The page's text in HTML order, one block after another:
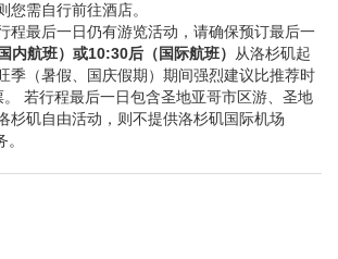
您需自行前往酒店。
程最后一日仍有游览活动，请确保预订最后一
内航班）或10:30后（国际航班） 从洛杉矶起
季（暑假、国庆假期）期间强烈建议比推荐时
若行程最后一日包含圣地亚哥市区游、圣地
杉矶自由活动，则不提供洛杉矶国际机场